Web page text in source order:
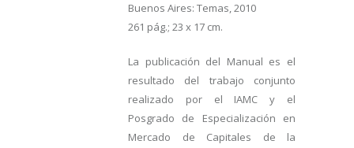
Buenos Aires: Temas, 2010
261 pág.; 23 x 17 cm.
La publicación del Manual es el
resultado del trabajo conjunto
realizado por el IAMC y el
Posgrado de Especialización en
Mercado de Capitales de la